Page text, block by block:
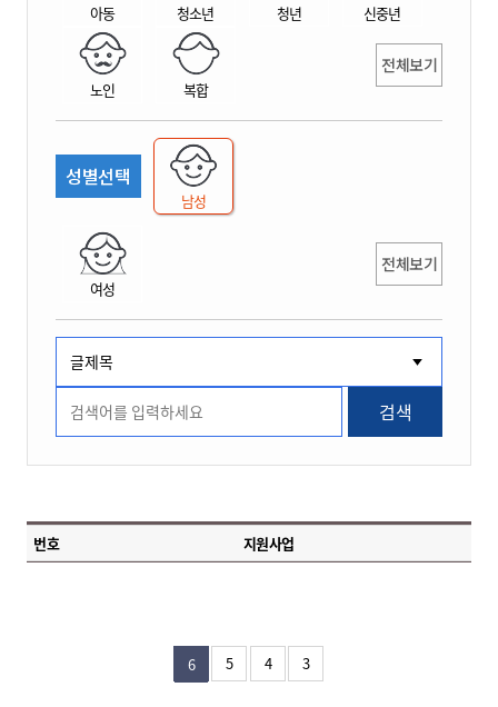
아동 청소년 청년 신중년
노인 복합
전체보기
성별선택
남성
여성
전체보기
검색
번호 지원사업
6 5 4 3